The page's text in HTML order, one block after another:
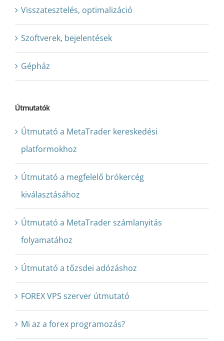
Visszatesztelés, optimalizáció
Szoftverek, bejelentések
Gépház
Útmutatók
Útmutató a MetaTrader kereskedési
platformokhoz
Útmutató a megfelelő brókercég
kiválasztásához
Útmutató a MetaTrader számlanyitás
folyamatához
Útmutató a tőzsdei adózáshoz
FOREX VPS szerver útmutató
Mi az a forex programozás?